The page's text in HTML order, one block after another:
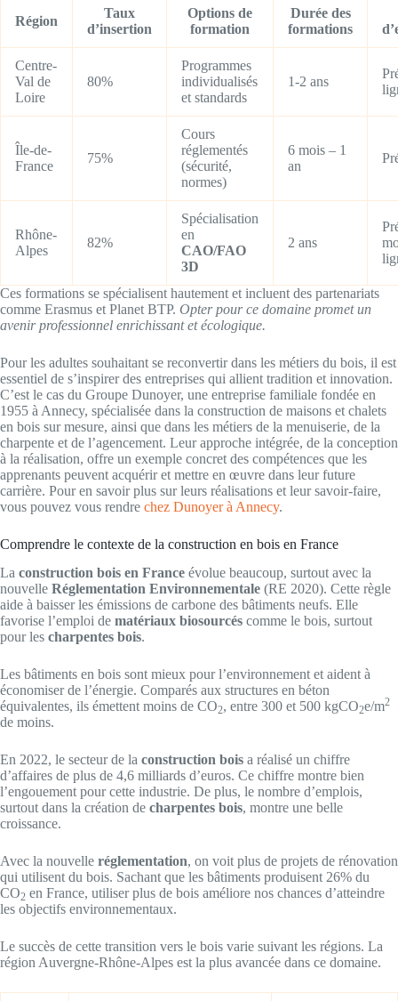
Région
Taux
d’insertion
Options de
formation
Durée des
formations
Centre-
Val de
Loire
80%
Programmes
individualisés
et standards
1-2 ans
Île-de-
France
75%
Cours
réglementés
(sécurité,
normes)
6 mois – 1
an
Rhône-
Alpes
82%
Spécialisation
en
CAO/FAO
3D
2 ans
Ces formations se spécialisent hautement et incluent des partenariats
comme Erasmus et Planet BTP. Opter pour ce domaine promet un
avenir professionnel enrichissant et écologique.
Pour les adultes souhaitant se reconvertir dans les métiers du bois, il est
essentiel de s’inspirer des entreprises qui allient tradition et innovation.
C’est le cas du Groupe Dunoyer, une entreprise familiale fondée en
1955 à Annecy, spécialisée dans la construction de maisons et chalets
en bois sur mesure, ainsi que dans les métiers de la menuiserie, de la
charpente et de l’agencement. Leur approche intégrée, de la conception
à la réalisation, offre un exemple concret des compétences que les
apprenants peuvent acquérir et mettre en œuvre dans leur future
carrière. Pour en savoir plus sur leurs réalisations et leur savoir-faire,
vous pouvez vous rendre chez Dunoyer à Annecy.
Comprendre le contexte de la construction en bois en France
La construction bois en France évolue beaucoup, surtout avec la
nouvelle Réglementation Environnementale (RE 2020). Cette règle
aide à baisser les émissions de carbone des bâtiments neufs. Elle
favorise l’emploi de matériaux biosourcés comme le bois, surtout
pour les charpentes bois.
Les bâtiments en bois sont mieux pour l’environnement et aident à
économiser de l’énergie. Comparés aux structures en béton
équivalentes, ils émettent moins de CO2, entre 300 et 500 kgCO2e/m2
de moins.
En 2022, le secteur de la construction bois a réalisé un chiffre
d’affaires de plus de 4,6 milliards d’euros. Ce chiffre montre bien
l’engouement pour cette industrie. De plus, le nombre d’emplois,
surtout dans la création de charpentes bois, montre une belle
croissance.
Avec la nouvelle réglementation, on voit plus de projets de rénovation
qui utilisent du bois. Sachant que les bâtiments produisent 26% du
CO2 en France, utiliser plus de bois améliore nos chances d’atteindre
les objectifs environnementaux.
Le succès de cette transition vers le bois varie suivant les régions. La
région Auvergne-Rhône-Alpes est la plus avancée dans ce domaine.